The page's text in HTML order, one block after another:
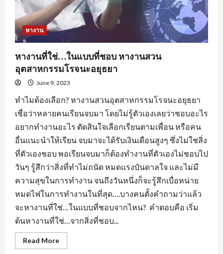
หางาน
หางานที่ใช่…ในแบบที่ชอบ หางานสวน
อุตสาหกรรมโรจนะอยุธยา
June 9, 2023
ทำไมต้องเลือก? หางานสวนอุตสาหกรรมโรจนะอยุธยา
เชื่อว่าหลายคนเรียนจบมา โดยไม่รู้ตัวเองเลยว่าชอบอะไร
อยากทำงานอะไร ตัดสินใจเลือกเรียนตามเพื่อน หรือคน
อื่นแนะนำให้เรียน จบมาจะได้รับเงินเดือนสูงๆ ซึ่งไม่ใช่สิ่ง
ที่ตัวเองชอบ พอเรียนจบมาก็ต้องทำงานที่ตัวเองไม่ชอบไป
วันๆ รู้สึกว่าสิ่งที่ทำไม่ถนัด หมดแรงบันดาลใจ และไม่มี
ความสุขในการทำงาน จนถึงวันหนึ่งก็จะรู้สึกเบื่อหน่าย
หมดไฟในการทำงานในที่สุด….บางคนตั้งคำถามว่าแล้ว
จะหางานที่ใช่…ในแบบที่ชอบจากไหน? คำตอบคือ เริ่ม
ต้นหางานที่ใช่…จากสิ่งที่ชอบ...
Read MoreRead
more